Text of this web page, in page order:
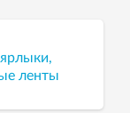
ярлыки,
ленты